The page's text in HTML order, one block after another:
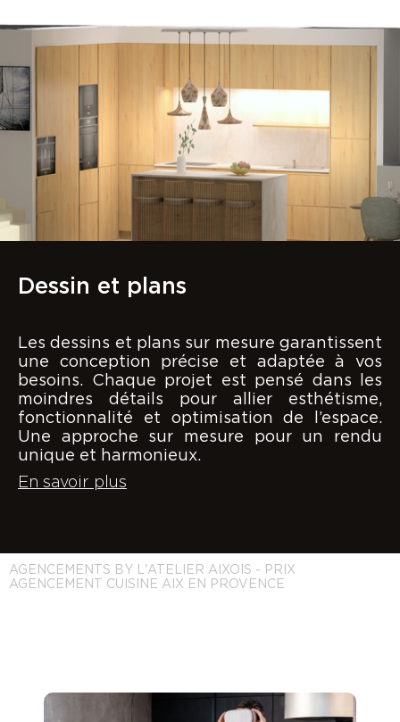
Dessin et plans
Les dessins et plans sur mesure garantissent
une conception précise et adaptée à vos
besoins. Chaque projet est pensé dans les
moindres détails pour allier esthétisme,
fonctionnalité et optimisation de l’espace.
Une approche sur mesure pour un rendu
unique et harmonieux.
En savoir plus
AGENCEMENTS BY L'ATELIER AIXOIS - PRIX
AGENCEMENT CUISINE AIX EN PROVENCE